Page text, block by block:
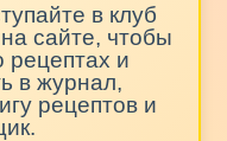
в клуб
сайте, чтобы
рецептах и
в журнал,
рецептов и